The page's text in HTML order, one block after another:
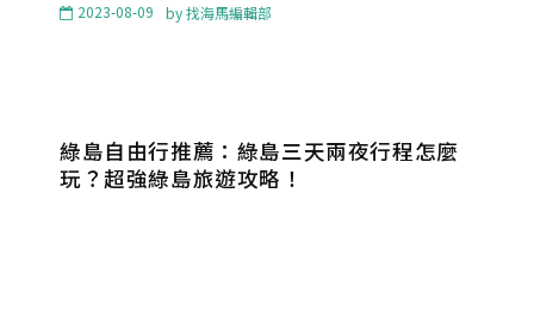
2023-08-09 by找海馬編輯部
綠島自由行推薦：綠島三天兩夜行程怎麼
玩？超強綠島旅遊攻略！